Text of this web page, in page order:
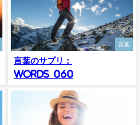
言葉
言葉のサプリ：
Words_060